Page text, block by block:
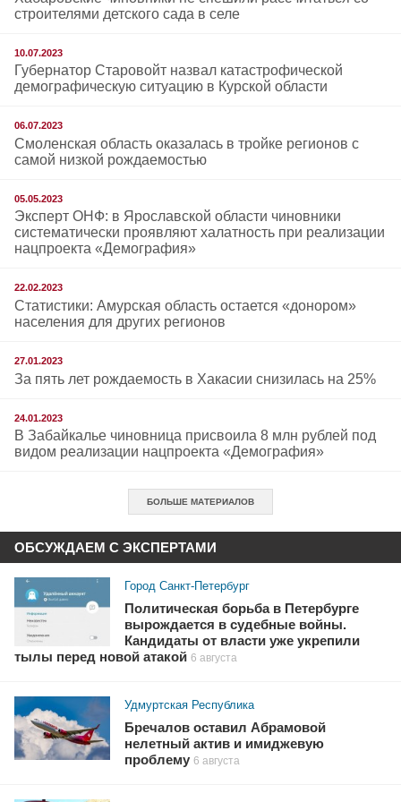
строителями детского сада в селе
10.07.2023
Губернатор Старовойт назвал катастрофической
демографическую ситуацию в Курской области
06.07.2023
Смоленская область оказалась в тройке регионов с
самой низкой рождаемостью
05.05.2023
Эксперт ОНФ: в Ярославской области чиновники
систематически проявляют халатность при реализации
нацпроекта «Демография»
22.02.2023
Статистики: Амурская область остается «донором»
населения для других регионов
27.01.2023
За пять лет рождаемость в Хакасии снизилась на 25%
24.01.2023
В Забайкалье чиновница присвоила 8 млн рублей под
видом реализации нацпроекта «Демография»
БОЛЬШЕ МАТЕРИАЛОВ
ОБСУЖДАЕМ С ЭКСПЕРТАМИ
Город Санкт-Петербург
Политическая борьба в Петербурге
вырождается в судебные войны.
Кандидаты от власти уже укрепили
тылы перед новой атакой 6 августа
Удмуртская Республика
Бречалов оставил Абрамовой
нелетный актив и имиджевую
проблему 6 августа